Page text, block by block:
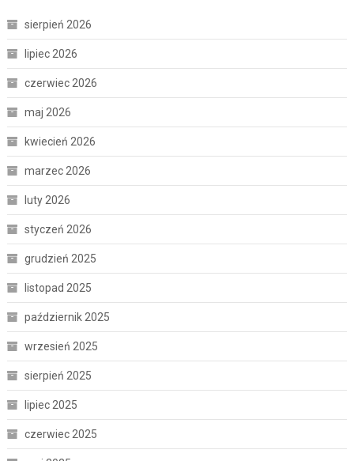
sierpień 2026
lipiec 2026
czerwiec 2026
maj 2026
kwiecień 2026
marzec 2026
luty 2026
styczeń 2026
grudzień 2025
listopad 2025
październik 2025
wrzesień 2025
sierpień 2025
lipiec 2025
czerwiec 2025